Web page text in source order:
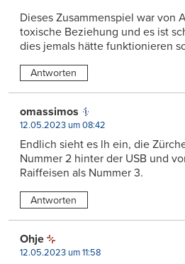
Dieses Zusammenspiel war von
toxische Beziehung und es ist
dies jemals hätte funktionieren
Antworten
omassimos
12.05.2023 um 08:42
Endlich sieht es lh ein, die
Nummer 2 hinter der USB und
Raiffeisen als Nummer 3.
Antworten
Ohje
12.05.2023 um 11:58